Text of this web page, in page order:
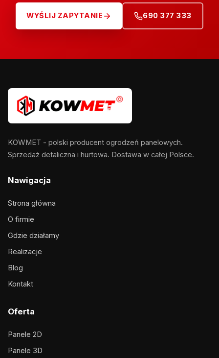
WYŚLIJ ZAPYTANIE 690 377 333
KOWMET - polski producent ogrodzeń panelowych.
Sprzedaż detaliczna i hurtowa. Dostawa w całej Polsce.
Nawigacja
Strona główna
O firmie
Gdzie działamy
Realizacje
Blog
Kontakt
Oferta
Panele 2D
Panele 3D